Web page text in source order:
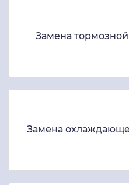
Замена
Замена